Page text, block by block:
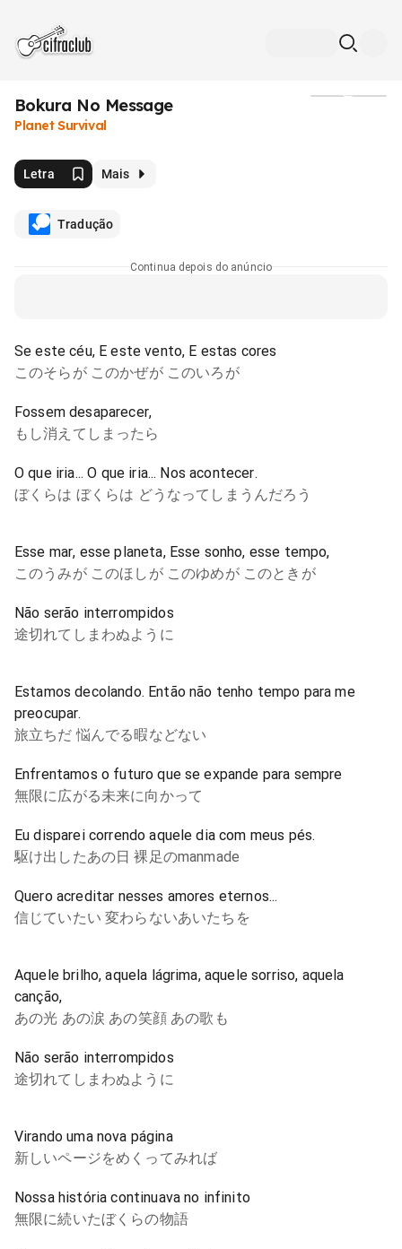
Bokura No Message
Planet Survival
Letra Mais
Tradução
Continua depois do anúncio
Se este céu, E este vento, E estas cores
このそらが このかぜが このいろが
Fossem desaparecer,
もし消えてしまったら
O que iria... O que iria... Nos acontecer.
ぼくらは ぼくらは どうなってしまうんだろう
Esse mar, esse planeta, Esse sonho, esse tempo,
このうみが このほしが このゆめが このときが
Não serão interrompidos
途切れてしまわぬように
Estamos decolando. Então não tenho tempo para me
preocupar.
旅立ちだ 悩んでる暇などない
Enfrentamos o futuro que se expande para sempre
無限に広がる未来に向かって
Eu disparei correndo aquele dia com meus pés.
駆け出したあの日 裸足のmanmade
Quero acreditar nesses amores eternos...
信じていたい 変わらないあいたちを
Aquele brilho, aquela lágrima, aquele sorriso, aquela
canção,
あの光 あの涙 あの笑顔 あの歌も
Não serão interrompidos
途切れてしまわぬように
Virando uma nova página
新しいページをめくってみれば
Nossa história continuava no infinito
無限に続いたぼくらの物語